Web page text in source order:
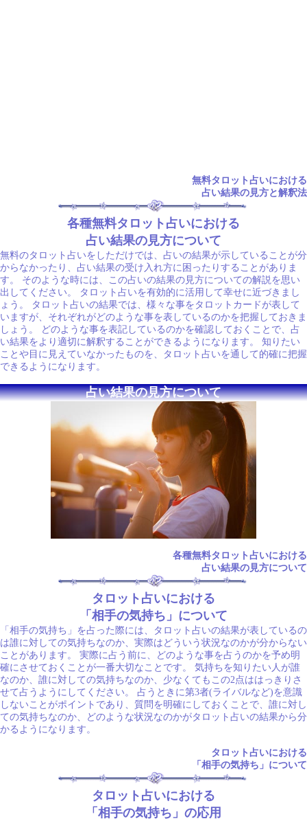
無料タロット占いにおける
占い結果の見方と解釈法
各種無料タロット占いにおける
占い結果の見方について
無料のタロット占いをしただけでは、占いの結果が示していることが分
からなかったり、占い結果の受け入れ方に困ったりすることがありま
す。 そのような時には、この占いの結果の見方についての解説を思い
出してください。 タロット占いを有効的に活用して幸せに近づきまし
ょう。 タロット占いの結果では、様々な事をタロットカードが表して
いますが、それぞれがどのような事を表しているのかを把握しておきま
しょう。 どのような事を表記しているのかを確認しておくことで、占
い結果をより適切に解釈することができるようになります。 知りたい
ことや目に見えていなかったものを、タロット占いを通して的確に把握
できるようになります。
占い結果の見方について
各種無料タロット占いにおける
占い結果の見方について
タロット占いにおける
「相手の気持ち」について
「相手の気持ち」を占った際には、タロット占いの結果が表しているの
は誰に対しての気持ちなのか、実際はどういう状況なのかが分からない
ことがあります。 実際に占う前に、どのような事を占うのかを予め明
確にさせておくことが一番大切なことです。 気持ちを知りたい人が誰
なのか、誰に対しての気持ちなのか、少なくてもこの2点ははっきりさ
せて占うようにしてください。 占うときに第3者(ライバルなど)を意識
しないことがポイントであり、質問を明確にしておくことで、誰に対し
ての気持ちなのか、どのような状況なのかがタロット占いの結果から分
かるようになります。
タロット占いにおける
「相手の気持ち」について
タロット占いにおける
「相手の気持ち」の応用